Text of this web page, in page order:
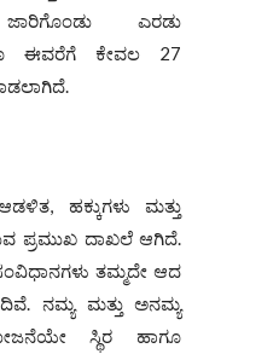
ಜಾರಿಗೊಂಡು ಎರಡು
ಈವರೆಗೆ ಕೇವಲ 27
ಹಕ್ಕುಗಳು ಮತ್ತು
ಪ್ರಮುಖ ದಾಖಲೆ ಆಗಿದೆ.
ತಮ್ಮದೇ ಆದ
ನಮ್ಯ ಮತ್ತು ಅನಮ್ಯ
ಸ್ಥಿರ ಹಾಗೂ